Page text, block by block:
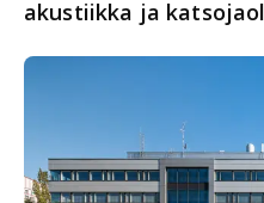
akustiikka ja